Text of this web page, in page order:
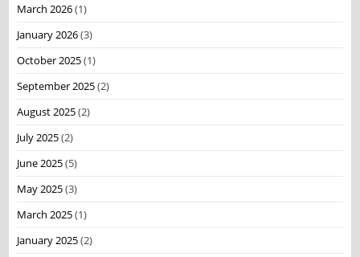
March 2026(1)
January 2026(3)
October 2025(1)
September 2025(2)
August 2025(2)
July 2025(2)
June 2025(5)
May 2025(3)
March 2025(1)
January 2025(2)